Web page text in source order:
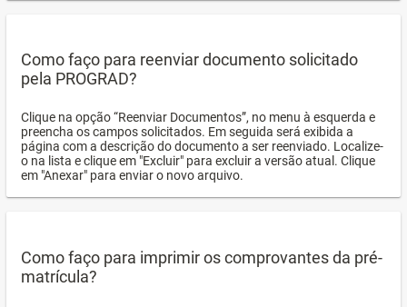
Como faço para reenviar documento solicitado
pela PROGRAD?
Clique na opção “Reenviar Documentos”, no menu à esquerda e
preencha os campos solicitados. Em seguida será exibida a
página com a descrição do documento a ser reenviado. Localize-
o na lista e clique em "Excluir" para excluir a versão atual. Clique
em "Anexar" para enviar o novo arquivo.
Como faço para imprimir os comprovantes da pré-
matrícula?